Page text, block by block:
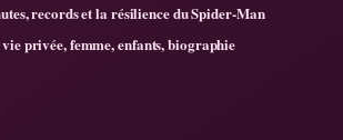
records et la résilience du Spider-Man
privée, femme, enfants, biographie